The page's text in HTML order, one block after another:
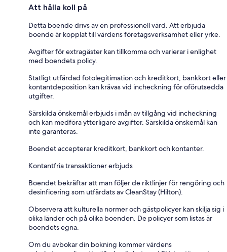
Att hålla koll på
Detta boende drivs av en professionell värd. Att erbjuda
boende är kopplat till värdens företagsverksamhet eller yrke.
Avgifter för extragäster kan tillkomma och varierar i enlighet
med boendets policy.
Statligt utfärdad fotolegitimation och kreditkort, bankkort eller
kontantdeposition kan krävas vid incheckning för oförutsedda
utgifter.
Särskilda önskemål erbjuds i mån av tillgång vid incheckning
och kan medföra ytterligare avgifter. Särskilda önskemål kan
inte garanteras.
Boendet accepterar kreditkort, bankkort och kontanter.
Kontantfria transaktioner erbjuds
Boendet bekräftar att man följer de riktlinjer för rengöring och
desinficering som utfärdats av CleanStay (Hilton).
Observera att kulturella normer och gästpolicyer kan skilja sig i
olika länder och på olika boenden. De policyer som listas är
boendets egna.
Om du avbokar din bokning kommer värdens